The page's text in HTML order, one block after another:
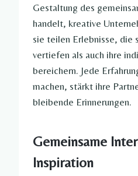
Gestaltung des
handelt, kreative
sie teilen Erlebnisse, die
vertiefen als auch ihre
bereichern. Jede
machen, stärkt ihre
bleibende Erinnerungen.
Gemeinsame
Inspiration